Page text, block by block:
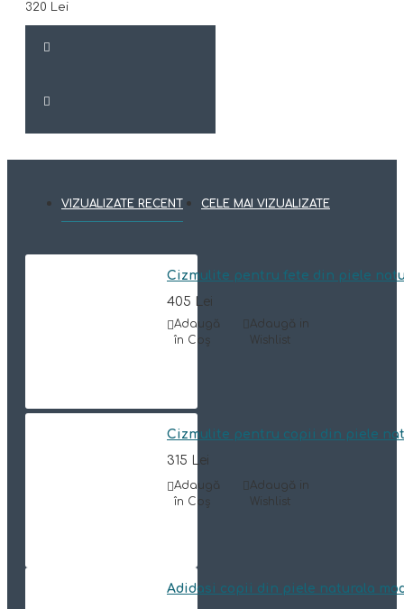
320 Lei
VIZUALIZATE RECENT CELE MAI VIZUALIZATE
Cizmulite pentru fete din piele
405 Lei
Adaugă
în Coş
Adaugă in
Wishlist
Cizmulite pentru copii din piele
315 Lei
Adaugă
în Coş
Adaugă in
Wishlist
Adidasi copii din piele naturala